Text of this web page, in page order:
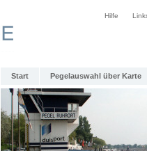
Hilfe
Start Pegelauswahl über Karte